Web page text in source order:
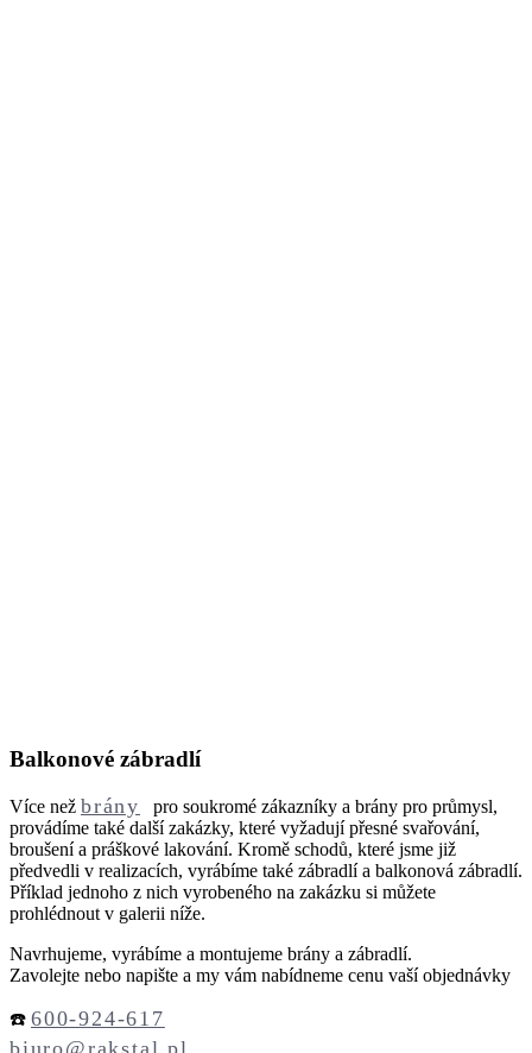
Balkonové zábradlí
Více než brány
pro soukromé zákazníky a brány pro průmysl,
provádíme také další zakázky, které vyžadují přesné svařování,
broušení a práškové lakování. Kromě schodů, které jsme již
předvedli v realizacích, vyrábíme také zábradlí a balkonová zábradlí.
Příklad jednoho z nich vyrobeného na zakázku si můžete
prohlédnout v galerii níže.
Navrhujeme, vyrábíme a montujeme brány a zábradlí.
Zavolejte nebo napište a my vám nabídneme cenu vaší objednávky
☎️ 600-924-617
biuro@rakstal.pl